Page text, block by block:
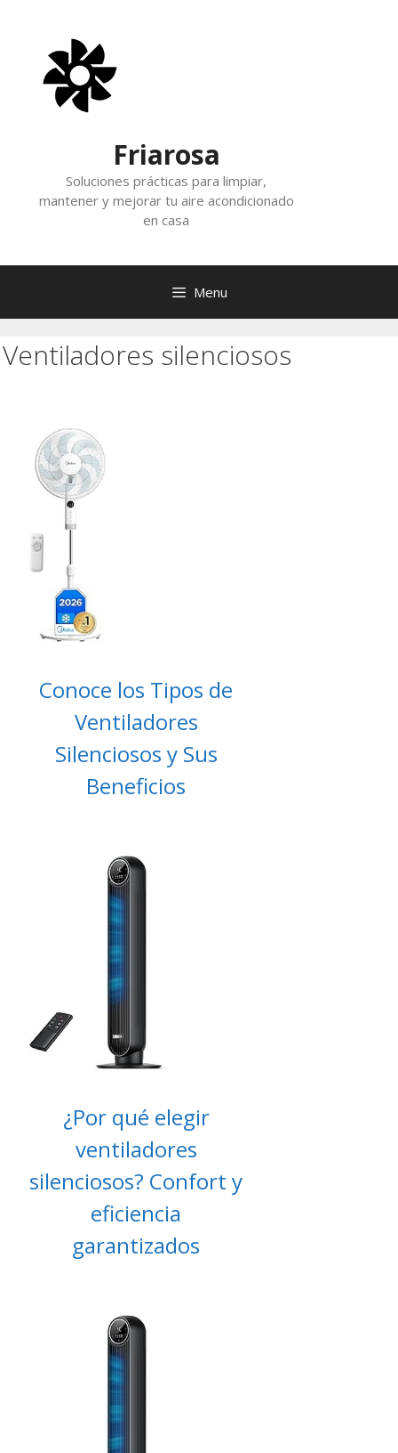
content
Friarosa
Soluciones prácticas para limpiar,
mantener y mejorar tu aire acondicionado
en casa
Menu
Ventiladores silenciosos
Conoce los Tipos de
Ventiladores
Silenciosos y Sus
Beneficios
¿Por qué elegir
ventiladores
silenciosos? Confort y
eficiencia
garantizados